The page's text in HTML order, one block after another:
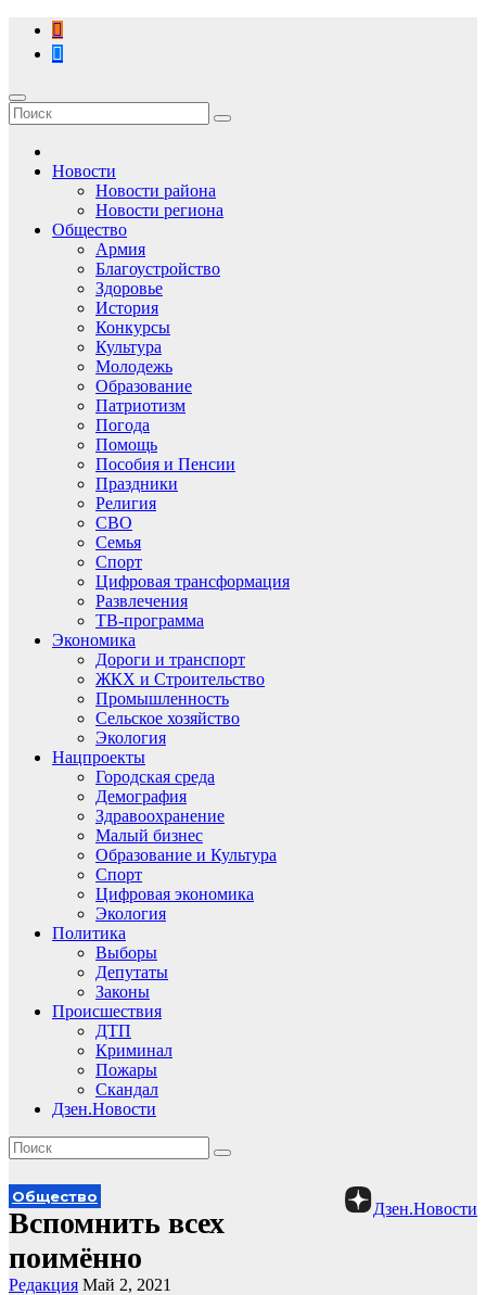
Перейти
содержимому
Новости
Новости района
Новости региона
Общество
Армия
Благоустройство
Здоровье
История
Конкурсы
Культура
Молодежь
Образование
Патриотизм
Погода
Помощь
Пособия и Пенсии
Праздники
Религия
СВО
Семья
Спорт
Цифровая трансформация
Развлечения
ТВ-программа
Экономика
Дороги и транспорт
ЖКХ и Строительство
Промышленность
Сельское хозяйство
Экология
Нацпроекты
Городская среда
Демография
Здравоохранение
Малый бизнес
Образование и Культура
Спорт
Цифровая экономика
Экология
Политика
Выборы
Депутаты
Законы
Происшествия
ДТП
Криминал
Пожары
Скандал
Дзен.Новости
Дзен.Новости
Общество
Вспомнить всех
поимённо
Редакция Май 2, 2021